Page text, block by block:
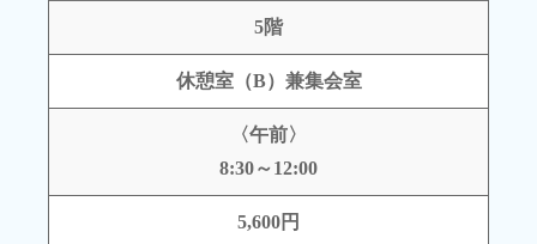
5階
休憩室（B）兼集会室
〈午前〉
8:30～12:00
5,600円